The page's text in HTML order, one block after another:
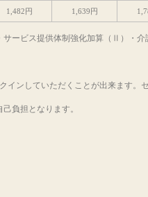
1,482円 1,639円
ービス提供体制強化加算（Ⅱ）・介
インしていただくことが出来ます。
負担となります。